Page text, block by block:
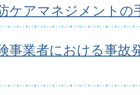
ケアマネジメントの
事業者における事故